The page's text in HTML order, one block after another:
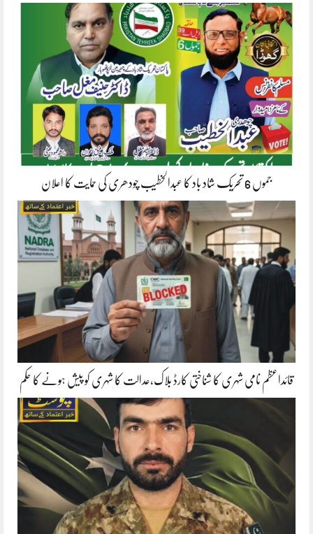
جموں 6 تحریک شاد باد کا عبدالخطیب چودھری کی حمایت کا اعلان
قائداعظم نامی شہری کا شناختی کارڈ بلاک،عدالت کا شہری کو پیش ہونے کا حکم